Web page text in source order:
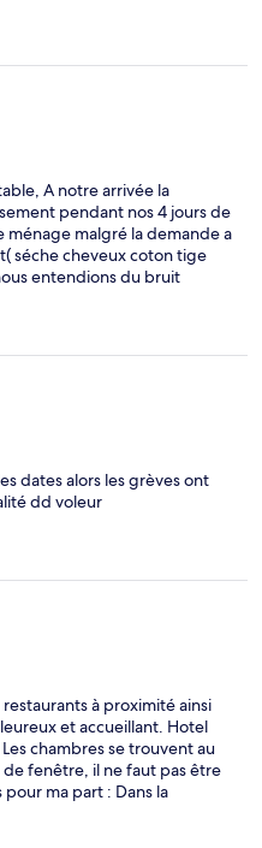
A notre arrivée la
pendant nos 4 jours de
ménage malgré la demande a
séche cheveux coton tige
entendions du bruit
désagréable le soir.
contres très bien placé.
dates alors les grèves ont
dd voleur
à proximité ainsi
et accueillant. Hotel
chambres se trouvent au
de fenêtre, il ne faut pas être
ma part : Dans la
nos affaires ainsi
sur le mur), pas de